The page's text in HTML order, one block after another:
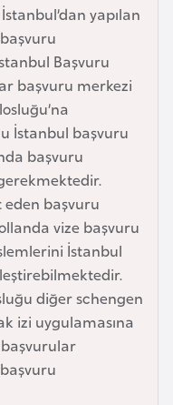
yapılan
Başvuru
başvuru merkezi
İstanbul başvuru
başvuru
başvuru
vize başvuru
İstanbul
diğer schengen
izi uygulamasına